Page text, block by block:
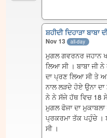
ਸ਼ਹੀਦੀ ਦਿਹਾੜਾ ਬਾਬਾ
Nov 13 all-day
ਮੁਗਲ ਗਵਰਨਰ ਜਹਾਨ
ਲਿਆ ਸੀ । ਬਾਬਾ ਜੀ
ਦਾ ਪ੍ਰਣ ਲਿਆ ਸੀ ਤੇ
ਨਾਲ ਲੜਦੇ ਹੋਏ ਉਨਾ
ਨੇ ਨੇ ਸੱਜੇ ਹੱਥ ਵਿਚ 18
ਮੁਗਲ ਫੋਜਾ ਦਾ
ਪ੍ਰਕਰਮਾ ਤੱਕ ਪਹੁੰਚੇ ।
ਸੀ ।